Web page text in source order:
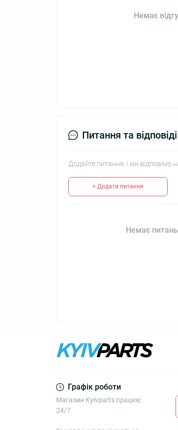
Немає
Питання та відповіді
Додайте питання, і ми відповімо
+ Додати питання
Немає
Графік роботи
Магазин Kyivparts працює
24/7